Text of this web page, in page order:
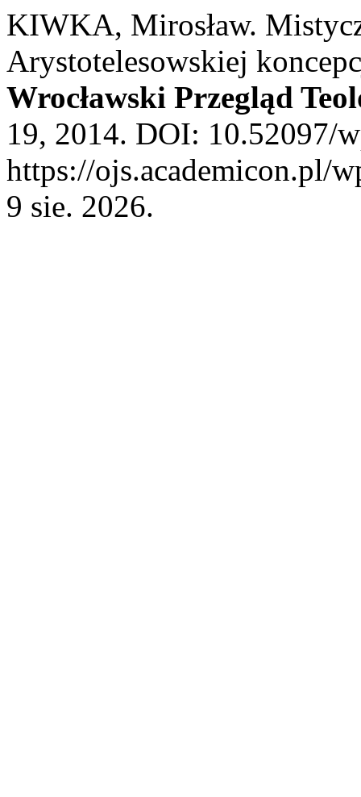
KIWKA, Mirosław.
Arystotelesowskiej
Wrocławski Przegląd
19, 2014. DOI: 10.52097/
https://ojs.academicon.pl/
9 sie. 2026.